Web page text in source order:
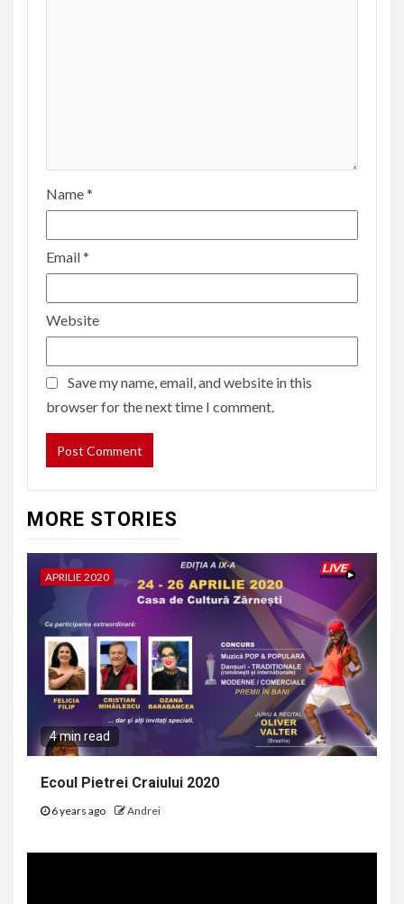
Name*
Email*
Website
Save my name, email, and website in this
browser for the next time I comment.
MORE STORIES
APRILIE 2020
4 min read
Ecoul Pietrei Craiului 2020
6 years ago Andrei